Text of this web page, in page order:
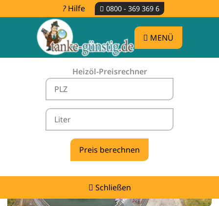
Hilfe 0800 - 369 369 6
MENÜ
Heizöl-Preisrechner
Schließen
Heizölpreise Rees -
vergleichen & günstig tanken